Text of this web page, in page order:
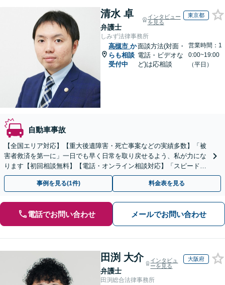
清水 卓
弁護士
インタビュー
を見る
東京都
しみず法律事務所
高槻市 か
らも相談
受付中
面談方法(対面・
電話・ビデオな
ど)は応相談
営業時間：1
0:00~19:00
（平日）
自動車事故
【全国エリア対応】【重大後遺障害・死亡事案などの実績多数】「被
害者救済を第一に」一日でも早く日常を取り戻せるよう、私が力にな
ります【初回相談無料】【電話・オンライン相談対応】「スピード対
応・納得できる解決を」「刑事裁判のニーズにも対応」
事例を見る(1件) 料金表を見る
電話でお問い合わせ メールでお問い合わせ
田渕 大介
弁護士
インタビュ
ーを見る
大阪府
田渕総合法律事務所